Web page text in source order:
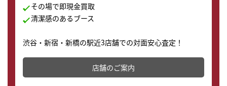
その場で即現金買取
清潔感のあるブース
渋谷・新宿・新橋の駅近3店舗での対面安心査定！
その場で現金買取致します。渋谷本店では、時計販売の
店舗を併設しており、下取りに出してお得に新しい時計
の購入もできます♪
店舗のご案内